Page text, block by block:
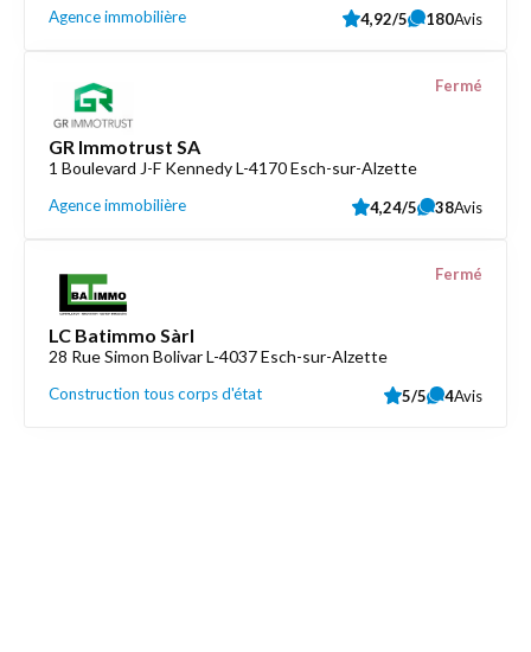
Agence immobilière 4,92/5 180Avis
GR Immotrust SA
1 Boulevard J-F Kennedy L-4170 Esch-sur-Alzette
Agence immobilière
Fermé
4,24/5 38Avis
LC Batimmo Sàrl
28 Rue Simon Bolivar L-4037 Esch-sur-Alzette
Construction tous corps d'état
Fermé
5/5 4Avis